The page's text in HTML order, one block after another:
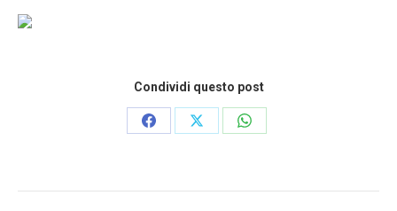
Condividi questo post
CondividiCondividiCondividi